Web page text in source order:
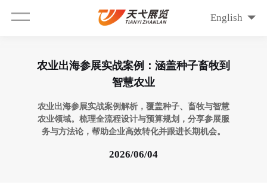
English
农业出海参展实战案例：涵盖种子畜牧到
智慧农业
农业出海参展实战案例解析，覆盖种子、畜牧与智慧
农业领域。梳理全流程设计与预算规划，分享参展服
务与方法论，帮助企业高效转化并跟进长期机会。
2026/06/04